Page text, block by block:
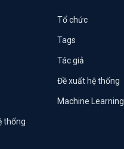
Tổ chức
Tags
Tác giả
Đề xuất hệ thống
Machine Learning
thống